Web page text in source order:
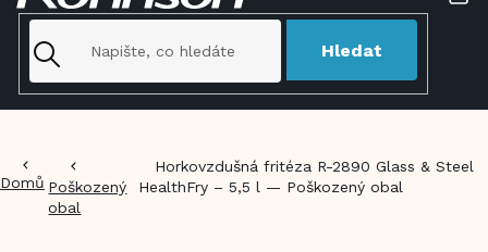
Hledat
Domů Poškozený
obal
Horkovzdušná fritéza R-2890 Glass & Steel
HealthFry – 5,5 l — Poškozený obal